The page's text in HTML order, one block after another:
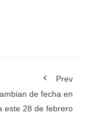
Prev
de fecha en
este 28 de febrero